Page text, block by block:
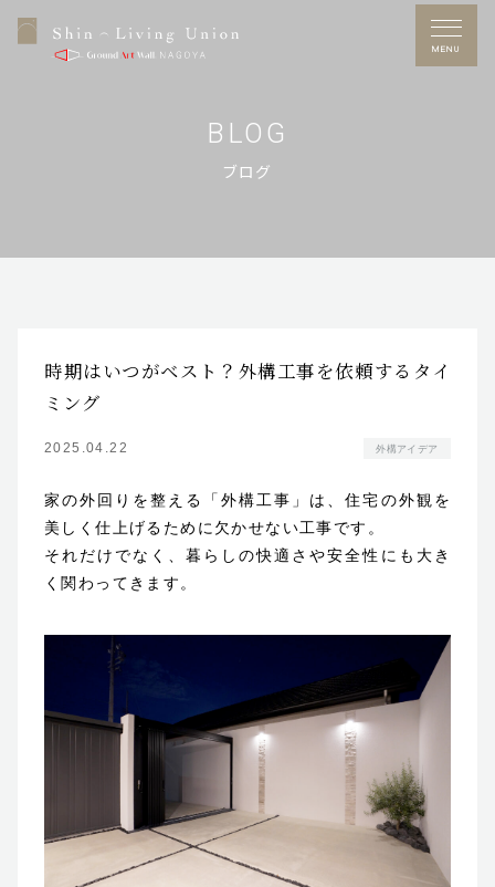
MENU
ホーム
お客様に選ばれる理由
ご依頼の流れ
保証について
ガーデンファニチャー
BLOG
ブログ
時期はいつがベスト？外構工事を依頼するタイ
ミング
2025.04.22 外構アイデア
家の外回りを整える「外構工事」は、住宅の外観を
美しく仕上げるために欠かせない工事です。
それだけでなく、暮らしの快適さや安全性にも大き
く関わってきます。
CATEGORY